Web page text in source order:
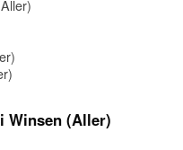
Winsen (Aller)